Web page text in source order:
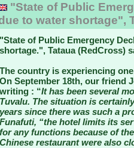
"State of Public
to water shortage",
"State of Public Emergency
shortage.", Tataua (RedCross)
The country is experiencing
On September 18th, our friend
writing : “It has been several
Tuvalu. The situation is
years since there was such a
Funafuti, “the hotel limits its
for any functions because of
Chinese restaurant were also